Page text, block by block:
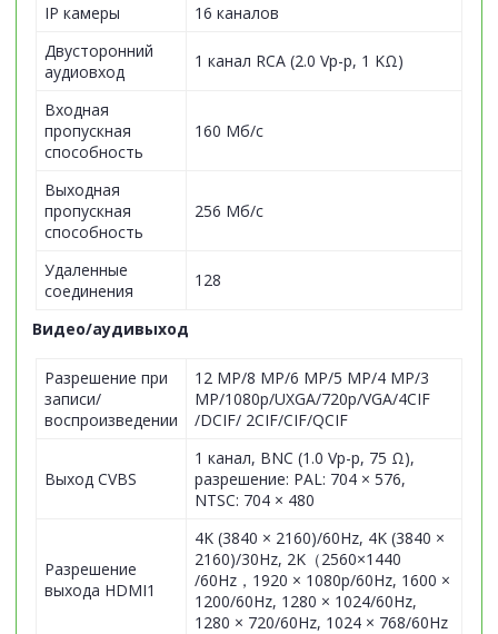
IP камеры
16 каналов
Двусторонний
аудиовход
1 канал RCA (2.0 Vp-p, 1 KΩ)
Входная
пропускная
способность
160 Мб/с
Выходная
пропускная
способность
256 Мб/с
Удаленные
соединения
128
Видео/аудивыход
Разрешение при
записи/
воспроизведении
12 MP/8 MP/6 MP/5 MP/4 MP/3
MP/1080p/UXGA/720p/VGA/4CIF
/DCIF/ 2CIF/CIF/QCIF
Выход CVBS
1 канал, BNC (1.0 Vp-p, 75 Ω),
разрешение: PAL: 704 × 576,
NTSC: 704 × 480
Разрешение
выхода HDMI1
4K (3840 × 2160)/60Hz, 4K (3840 ×
2160)/30Hz, 2K（2560×1440
/60Hz，1920 × 1080p/60Hz, 1600 ×
1200/60Hz, 1280 × 1024/60Hz,
1280 × 720/60Hz, 1024 × 768/60Hz